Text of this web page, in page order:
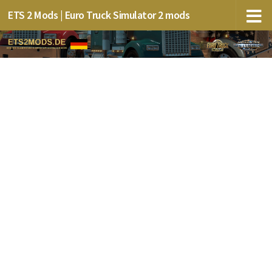
ETS 2 Mods | Euro Truck Simulator 2 mods